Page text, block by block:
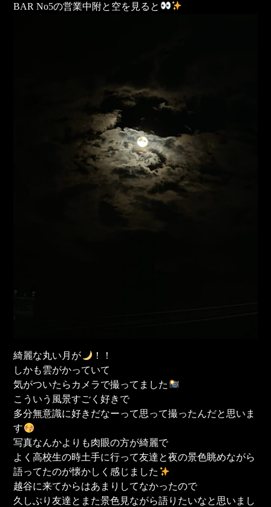
BAR No5の営業中附と空を見ると
綺麗な丸い月が
！！
しかも雲がかっていて
気がついたらカメラで撮ってました
こういう風景すごく好きで
多分無意識に好きだなーって思って撮ったんだと思いま
す
写真なんかよりも肉眼の方が綺麗で
よく高校生の時土手に行って友達と夜の景色眺めながら
語ってたのが懐かしく感じました
越谷に来てからはあまりしてなかったので
久しぶり友達とまた景色見ながら語りたいなと思いまし